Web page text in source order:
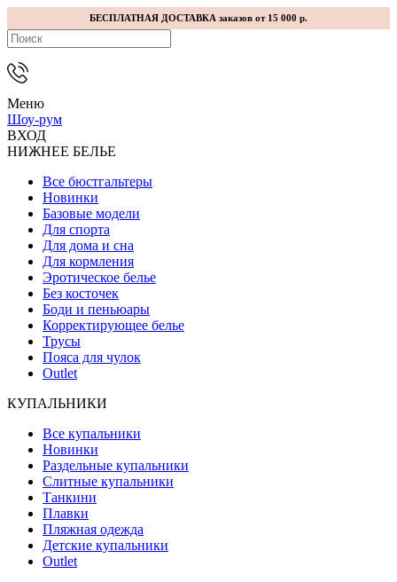
БЕСПЛАТНАЯ ДОСТАВКА заказов от 15 000 р.
Меню
Шоу-рум
ВХОД
НИЖНЕЕ БЕЛЬЕ
Все бюстгальтеры
Новинки
Базовые модели
Для спорта
Для дома и сна
Для кормления
Эротическое белье
Без косточек
Боди и пеньюары
Корректирующее белье
Трусы
Пояса для чулок
Outlet
КУПАЛЬНИКИ
Все купальники
Новинки
Раздельные купальники
Слитные купальники
Танкини
Плавки
Пляжная одежда
Детские купальники
Outlet